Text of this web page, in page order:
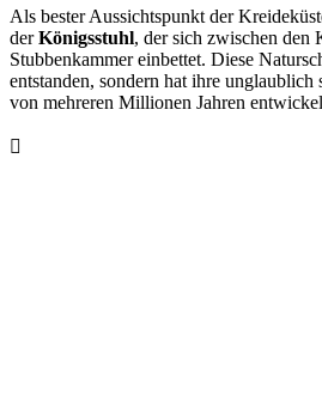
Als bester Aussichtspunkt der
derKönigsstuhl, der sich zwischen den
Stubbenkammer einbettet. Diese
entstanden, sondern hat ihre
von mehreren Millionen Jahren